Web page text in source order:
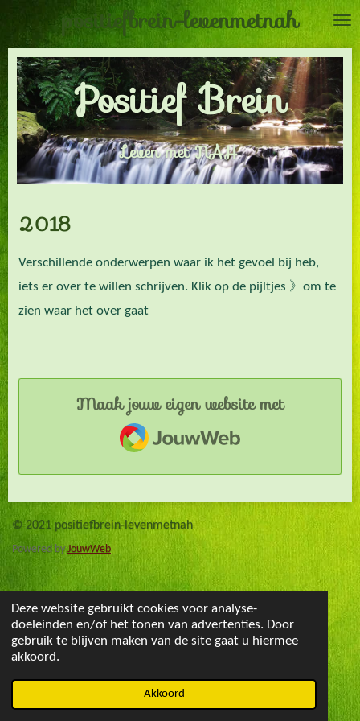
Deze website gebruikt cookies voor analyse-
doeleinden en/of het tonen van advertenties. Door
gebruik te blijven maken van de site gaat u hiermee
akkoord.
Akkoord
direct
naar
de
hoofdinhoud
positiefbrein-levenmetnah
Positief Brein
Leven met NAH
2018
Verschillende onderwerpen waar ik het gevoel bij heb,
iets er over te willen schrijven. Klik op de pijltjes 》om te
zien waar het over gaat
Maak jouw eigen website met
JouwWeb
© 2021 positiefbrein-levenmetnah
Powered by JouwWeb